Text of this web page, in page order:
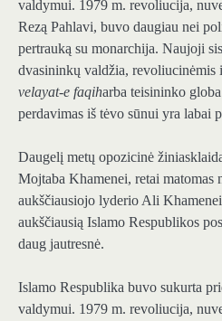
valdymui. 1979 m. revoliucija,
Rezą Pahlavi, buvo daugiau nei
pertrauką su monarchija. Naujoji
dvasininkų valdžia, revoliucinėmis
velayat-e faqiharba teisininko
perdavimas iš tėvo sūnui yra labai
Daugelį metų opozicinė
Mojtaba Khamenei, retai matomas
aukščiausiojo lyderio Ali
aukščiausią Islamo Respublikos
daug jautresnė.
Islamo Respublika buvo sukurta
valdymui. 1979 m. revoliucija,